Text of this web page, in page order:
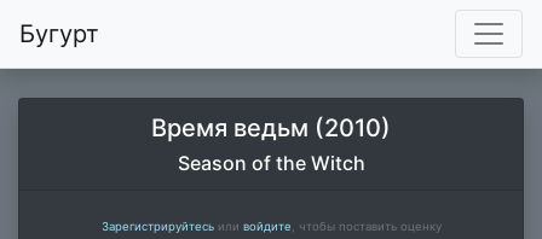
Бугурт
Время ведьм (2010)
Season of the Witch
Зарегистрируйтесьили войдите , чтобы поставить оценку